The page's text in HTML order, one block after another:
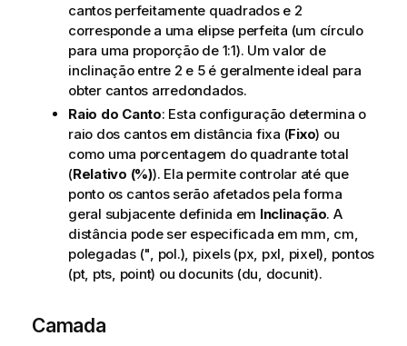
cantos perfeitamente quadrados e 2
corresponde a uma elipse perfeita (um círculo
para uma proporção de 1:1). Um valor de
inclinação entre 2 e 5 é geralmente ideal para
obter cantos arredondados.
Raio do Canto: Esta configuração determina o
raio dos cantos em distância fixa (Fixo) ou
como uma porcentagem do quadrante total
(Relativo (%)). Ela permite controlar até que
ponto os cantos serão afetados pela forma
geral subjacente definida em Inclinação. A
distância pode ser especificada em mm, cm,
polegadas (", pol.), pixels (px, pxl, pixel), pontos
(pt, pts, point) ou docunits (du, docunit).
Camada